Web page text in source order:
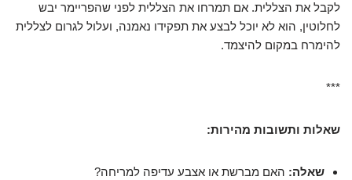
לקבל את הצללית. אם תמרחו את הצללית לפני שהפריימר יבש
לחלוטין, הוא לא יוכל לבצע את תפקידו נאמנה, ועלול לגרום לצללית
להימרח במקום להיצמד.
***
שאלות ותשובות מהירות:
שאלה: האם מברשת או אצבע עדיפה למריחה?